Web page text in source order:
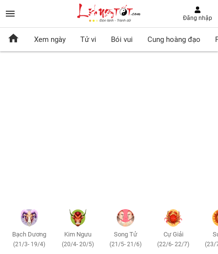
Đăng nhập
Xem ngày Tử vi Bói vui Cung hoàng đạo
Bạch Dương
(21/3- 19/4)
Kim Ngưu
(20/4- 20/5)
Song Tử
(21/5- 21/6)
Cự Giải
(22/6- 22/7) (23/